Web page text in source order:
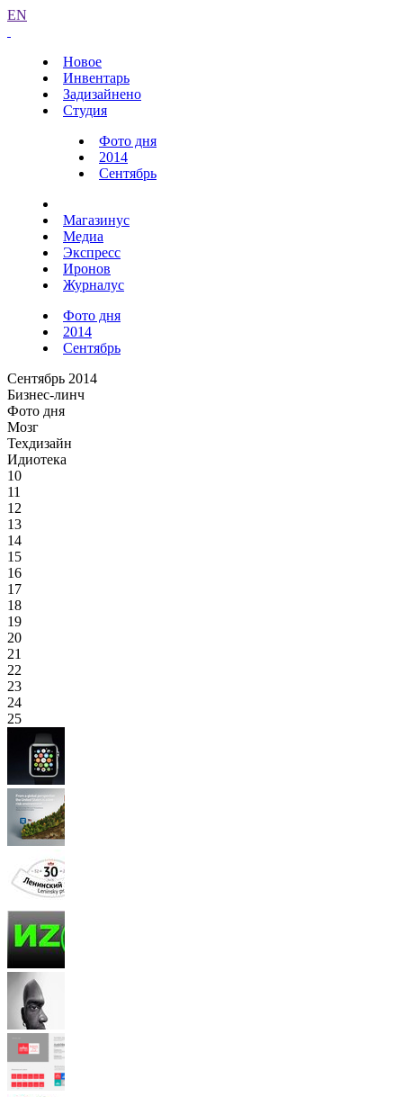
EN
Новое
Инвентарь
Задизайнено
Студия
Фото дня
2014
Сентябрь
Магазинус
Медиа
Экспресс
Иронов
Журналус
Фото дня
2014
Сентябрь
Сентябрь 2014
Бизнес-линч
Фото дня
Мозг
Техдизайн
Идиотека
10
11
12
13
14
15
16
17
18
19
20
21
22
23
24
25